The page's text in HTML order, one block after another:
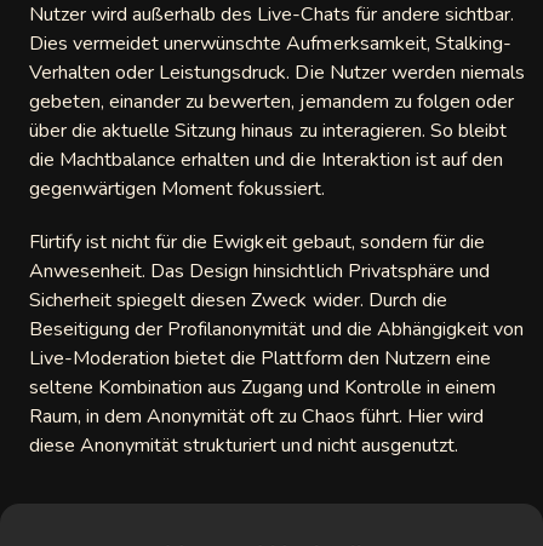
Nutzer wird außerhalb des Live-Chats für andere sichtbar.
Dies vermeidet unerwünschte Aufmerksamkeit, Stalking-
Verhalten oder Leistungsdruck. Die Nutzer werden niemals
gebeten, einander zu bewerten, jemandem zu folgen oder
über die aktuelle Sitzung hinaus zu interagieren. So bleibt
die Machtbalance erhalten und die Interaktion ist auf den
gegenwärtigen Moment fokussiert.
Flirtify ist nicht für die Ewigkeit gebaut, sondern für die
Anwesenheit. Das Design hinsichtlich Privatsphäre und
Sicherheit spiegelt diesen Zweck wider. Durch die
Beseitigung der Profilanonymität und die Abhängigkeit von
Live-Moderation bietet die Plattform den Nutzern eine
seltene Kombination aus Zugang und Kontrolle in einem
Raum, in dem Anonymität oft zu Chaos führt. Hier wird
diese Anonymität strukturiert und nicht ausgenutzt.